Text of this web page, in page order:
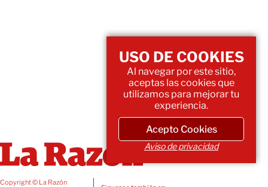
Copyright © La Razón
USO DE COOKIES
Al navegar por este sitio,
aceptas las cookies que
utilizamos para mejorar tu
experiencia.
Acepto Cookies
Aviso de privacidad